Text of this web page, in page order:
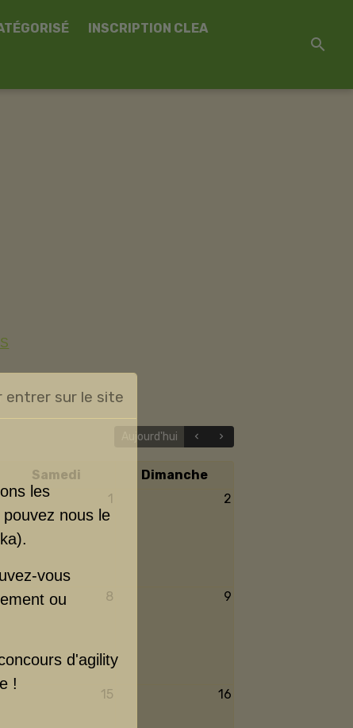
INSCRIPTION CLEA
Aujourd'hui
Samedi
Dimanche
1 2
8 9
15 16
entrer sur le site
les
nous le
vous
ou
d'agility
!